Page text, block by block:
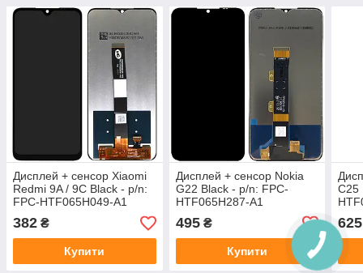
Дисплей + сенсор Xiaomi
Redmi 9A / 9C Black - p/n:
FPC-HTF065H049-A1
382 ₴
Купити
Дисплей + сенсор Nokia
G22 Black - p/n: FPC-
HTF065H287-A1
495₴
Купити
C25
625